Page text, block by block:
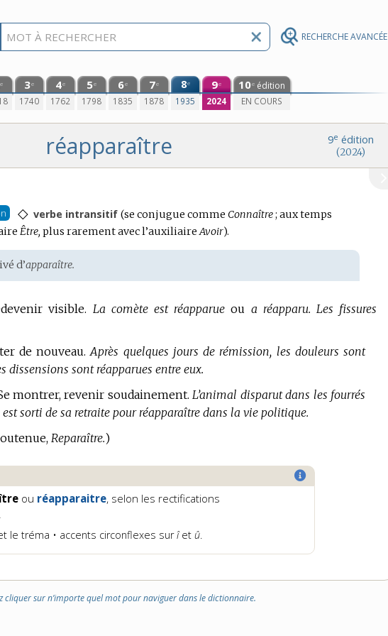
RECHERCHE AVANCÉE
e 3e
1740
4e
1762
5e
1798
6e
1835
7e
1878
8e
1935
9e
2024
10e édition
EN COURS
9e édition
(2024)
réapparaître
◇ verbe intransitif Conjugaison
:
(se conjugue comme Connaître; aux temps
Être, plus rarement avec l’auxiliaireAvoir).
d’apparaître.
visible. La comète est réapparue ou a réapparu. Les fissures
de nouveau. Après quelques jours de rémission, les douleurs sont
dissensions sont réapparues entre eux.
montrer, revenir soudainement. L’animal disparut dans les fourrés
est sorti de sa retraite pour réapparaître dans la vie politique.
Reparaître.)
ou réapparaitre, selon les rectifications
le tréma • accents circonflexes surîet û.
cliquer sur n’importe quel mot pour naviguer dans le dictionnaire.